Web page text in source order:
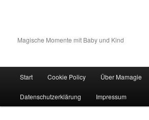
Magische Momente mit Baby und Kind
Zum Inhalt wechseln
Zum sekundären Inhalt wechseln
Start Cookie Policy Über Mamagie
Datenschutzerklärung Impressum